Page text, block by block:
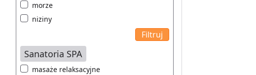
morze
niziny
Sanatoria SPA
masaże relaksacyjne